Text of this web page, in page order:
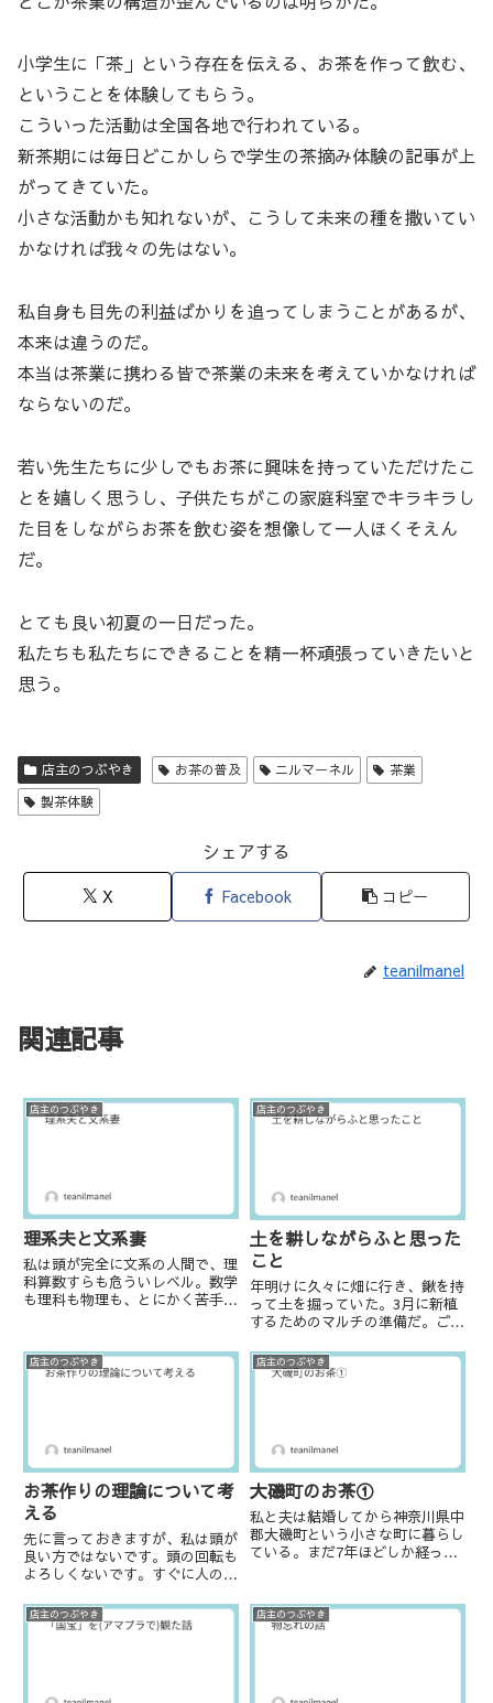
小学生に「茶」という存在を伝える、お茶を作って飲む、
ということを体験してもらう。
こういった活動は全国各地で行われている。
新茶期には毎日どこかしらで学生の茶摘み体験の記事が上
がってきていた。
小さな活動かも知れないが、こうして未来の種を撒いてい
かなければ我々の先はない。
私自身も目先の利益ばかりを追ってしまうことがあるが、
本来は違うのだ。
本当は茶業に携わる皆で茶業の未来を考えていかなければ
ならないのだ。
若い先生たちに少しでもお茶に興味を持っていただけたこ
とを嬉しく思うし、子供たちがこの家庭科室でキラキラし
た目をしながらお茶を飲む姿を想像して一人ほくそえん
だ。
とても良い初夏の一日だった。
私たちも私たちにできることを精一杯頑張っていきたいと
思う。
店主のつぶやき お茶の普及 ニルマーネル
茶業
製茶体験
シェアする
X Facebook コピー
teanilmanel
関連記事
店主のつぶやき
理系夫と文系妻
私は頭が完全に文系の人間で、理
科算数すらも危ういレベル。数学
も理科も物理も、とにかく苦手。
ているので理解力諸々落ちている
のは否めない。大学受験は日本史
店主のつぶやき
土を耕しながらふと思った
こと
年明けに久々に畑に行き、鍬を持
って土を掘っていた。3月に新植
するためのマルチの準備だ。ご存
ひく機械をお持ちの方からすれば
途方に暮れるような作業だ。使う
店主のつぶやき
お茶作りの理論について考
える
先に言っておきますが、私は頭が
良い方ではないです。頭の回転も
よろしくないです。すぐに人の話
とも多々あります。人から聞いた
話をまるで自分で体験したことの
店主のつぶやき
大磯町のお茶①
私と夫は結婚してから神奈川県中
郡大磯町という小さな町に暮らし
ている。まだ7年ほどしか経って
作家、画家などが暮らしたり別荘
を構えたりしている。そんな方々
店主のつぶやき 店主のつぶやき